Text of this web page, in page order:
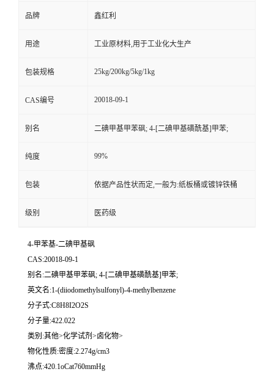
品牌 鑫红利
用途 工业原材料,用于工业化大生产
包装规格 25kg/200kg/5kg/1kg
CAS编号 20018-09-1
别名 二碘甲基甲苯砜; 4-[二碘甲基磺酰基]甲苯;
纯度 99%
包装 依据产品性状而定,一般为:纸板桶或镀锌铁桶
级别 医药级
4-甲苯基-二碘甲基砜
CAS:20018-09-1
别名:二碘甲基甲苯砜; 4-[二碘甲基磺酰基]甲苯;
英文名:1-(diiodomethylsulfonyl)-4-methylbenzene
分子式:C8H8I2O2S
分子量:422.022
类别:其他>化学试剂>卤化物>
物化性质:密度:2.274g/cm3
沸点:420.1oCat760mmHg